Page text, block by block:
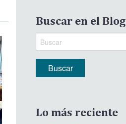
Buscar en el Blog
Lo más reciente